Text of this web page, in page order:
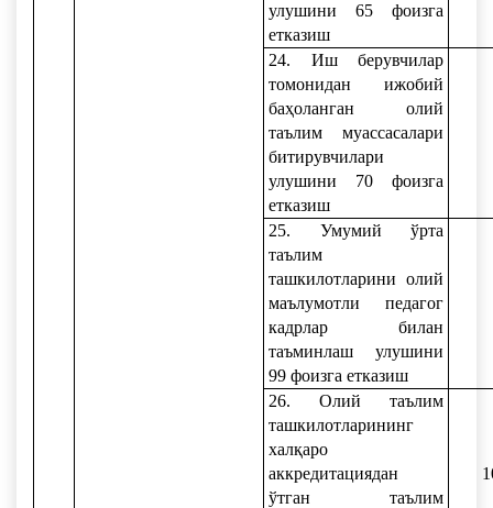
улушини 65 фоизга
етказиш
24. Иш берувчилар
томонидан ижобий
баҳоланган олий
таълим муассасалари
битирувчилари
улушини 70 фоизга
етказиш
25. Умумий ўрта
таълим
ташкилотларини олий
маълумотли педагог
кадрлар билан
таъминлаш улушини
99 фоизга етказиш
26. Олий таълим
ташкилотларининг
халқаро
аккредитациядан
ўтган таълим